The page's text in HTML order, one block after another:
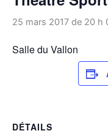
25 mars 2017 de 20 h
Salle du Vallon
DÉTAILS